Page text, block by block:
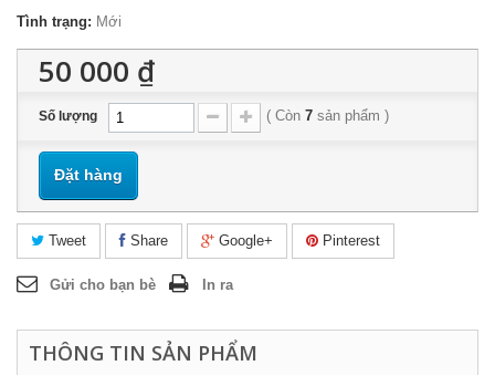
Tình trạng: Mới
50 000 ₫
Số lượng ( Còn 7 sản phẩm )
Đặt hàng
Tweet Share Google+ Pinterest
Gửi cho bạn bè In ra
THÔNG TIN SẢN PHẨM